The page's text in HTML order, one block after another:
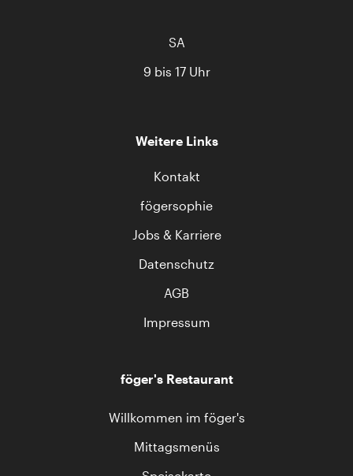
SA
9 bis 17 Uhr
Weitere Links
Kontakt
fögersophie
Jobs & Karriere
Datenschutz
AGB
Impressum
föger's Restaurant
Willkommen im föger's
Mittagsmenüs